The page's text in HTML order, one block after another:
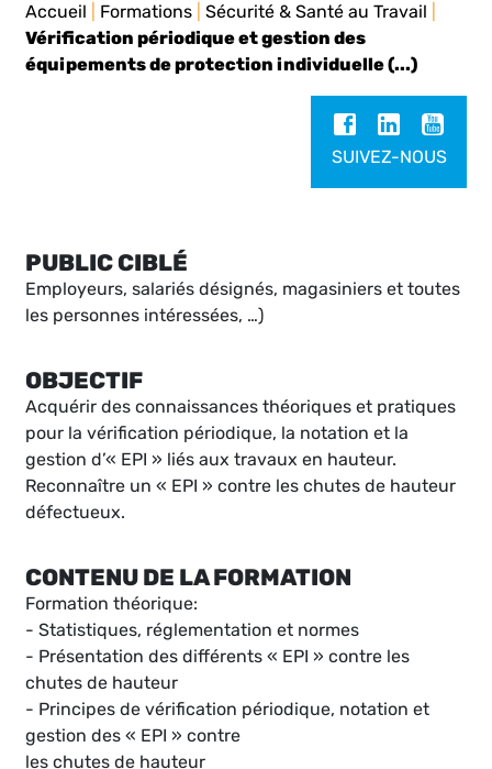
Accueil Formations |Sécurité & Santé au Travail
Vérification périodique et gestion des
équipements de protection individuelle (...)
SUIVEZ-NOUS
PUBLIC CIBLÉ
Employeurs, salariés désignés, magasiniers et toutes
les personnes intéressées, …)
OBJECTIF
Acquérir des connaissances théoriques et pratiques
pour la vérification périodique, la notation et la
gestion d’« EPI » liés aux travaux en hauteur.
Reconnaître un « EPI » contre les chutes de hauteur
défectueux.
CONTENU DE LA FORMATION
Formation théorique:
- Statistiques, réglementation et normes
- Présentation des différents « EPI » contre les
chutes de hauteur
- Principes de vérification périodique, notation et
gestion des « EPI » contre
les chutes de hauteur